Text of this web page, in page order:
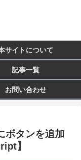
サイトについて
記事一覧
お問い合わせ
ボタンを追加
】